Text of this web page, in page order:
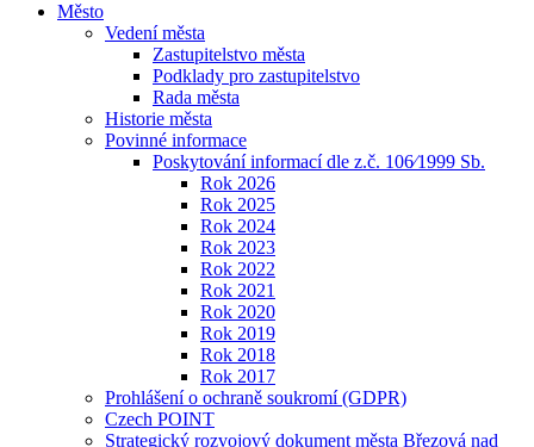
Město
Vedení města
Zastupitelstvo města
Podklady pro zastupitelstvo
Rada města
Historie města
Povinné informace
Poskytování informací dle z.č. 106⁄1999 Sb.
Rok 2026
Rok 2025
Rok 2024
Rok 2023
Rok 2022
Rok 2021
Rok 2020
Rok 2019
Rok 2018
Rok 2017
Prohlášení o ochraně soukromí (GDPR)
Czech POINT
Strategický rozvojový dokument města Březová nad